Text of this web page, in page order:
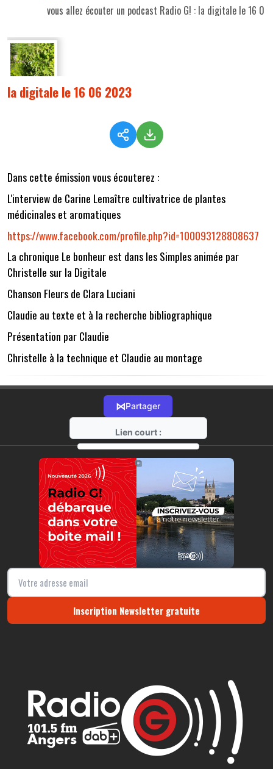
vous allez écouter un podcast Radio G! : la digitale le 16
la digitale le 16 06 2023
Dans cette émission vous écouterez :
L'interview de Carine Lemaître cultivatrice de plantes
médicinales et aromatiques
https://www.facebook.com/profile.php?id=100093128808637
La chronique Le bonheur est dans les Simples animée par
Christelle sur la Digitale
Chanson Fleurs de Clara Luciani
Claudie au texte et à la recherche bibliographique
Présentation par Claudie
Christelle à la technique et Claudie au montage
⋈Partager
Lien court :
https://radio-g.fr?11724
⧉
Inscription Newsletter gratuite